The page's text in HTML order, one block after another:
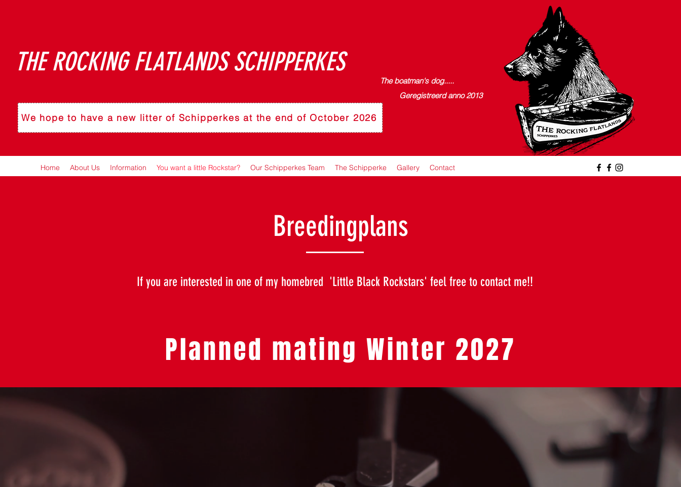
THE ROCKING FLATLANDS SCHIPPERKES
The boatman's dog.....
Geregistreerd anno 2013
Home About Us Information You want a little Rockstar? Our Schipperkes Team The Schipperke Gallery Contact
We hope to have a new litter of Schipperkes at the end of October 2026
Breedingplans
If you are interested in one of my homebred 'Little Black Rockstars' feel free to contact me!!
Planned mating Winter 2027